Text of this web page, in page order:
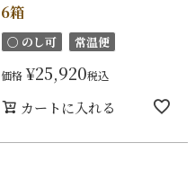
6箱
〇 のし可 常温便
価格 ¥25,920税込
カートに入れる